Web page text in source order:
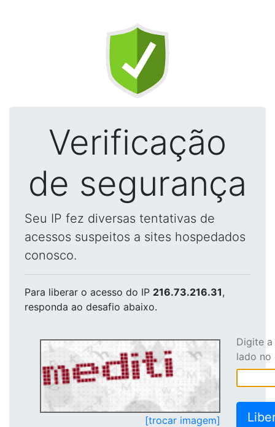
Verificação
de segurança
Seu IP fez diversas tentativas de
acessos suspeitos a sites hospedados
conosco.
Para liberar o acesso do IP 216.73.216.31,
responda ao desafio abaixo.
[trocar imagem]
Digite
lado no